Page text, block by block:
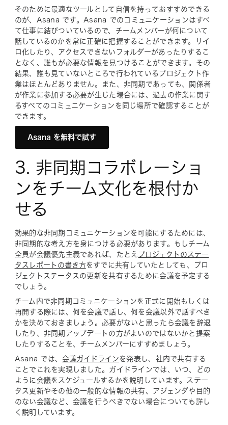
そのために最適なツールとして自信を持っておすすめできる
のが、Asana です。Asana でのコミュニケーションはすべ
て仕事に結びついているので、チームメンバーが何について
話しているのかを常に正確に把握することができます。サイ
ロ化したり、アクセスできないフォルダーがあったりするこ
となく、誰もが必要な情報を見つけることができます。その
結果、誰も見ていないところで行われているプロジェクト作
業はほとんどありません。また、非同期であっても、関係者
が作業に参加する必要が生じた場合には、過去の作業に関す
るすべてのコミュニケーションを同じ場所で確認することが
できます。
Asana を無料で試す
3. 非同期コラボレーショ
ンをチーム文化を根付か
せる
効果的な非同期コミュニケーションを可能にするためには、
非同期的な考え方を身につける必要があります。もしチーム
全員が会議優先主義であれば、たとえ プロジェクトのステー
タスレポートの書き方をすでに共有していたとしても、プロ
ジェクトステータスの更新を共有するために会議を予定する
でしょう。
チーム内で非同期コミュニケーションを正式に開始もしくは
再開する際には、何を会議で話し、何を会議以外で話すべき
かを決めておきましょう。必要がないと思ったら会議を辞退
したり、非同期アップデートの方がよいのではないかと提案
したりすることを、チームメンバーにすすめましょう。
Asana では、会議ガイドラインを発表し、社内で共有する
ことでこれを実現しました。ガイドラインでは、いつ、どの
ように会議をスケジュールするかを説明しています。ステー
タス更新やその他の一般的な情報の共有、アジェンダや目的
のない会議など、会議を 行うべきでない場合についても詳し
く説明しています。